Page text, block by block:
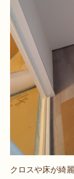
クロスや床が綺